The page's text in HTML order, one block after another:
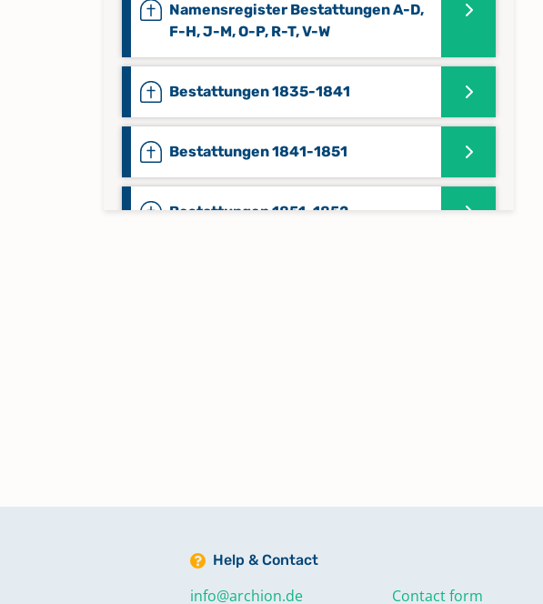
Namensregister Bestattungen A-D,
F-H, J-M, O-P, R-T, V-W
Bestattungen 1835-1841
Bestattungen 1841-1851
Bestattungen 1851-1852
Bestattungen 1870, Namensregister
Bestattungen 1871-1875
Help & Contact
info@archion.de Contact form